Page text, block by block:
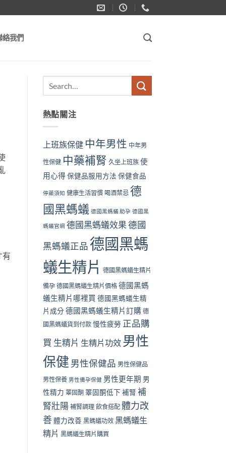
絡我們
有
熱點關注
上班族保健 中年男性 中年男
性保健 中藥補腎 久坐上班族 使
用心得 保健品服用方法 保健食品
停藥須知 健康生活習慣 喝酒禁忌 德
國黑螞蟻 德國黑螞蟻 助孕 德國黑
螞蟻官網 德國黑螞蟻效果德國
黑螞蟻正品 德國黑螞
蟻生精片 德國黑螞蟻生精片
備孕 德國黑螞蟻生精片價格 德國黑螞
蟻生精片哪裡買 德國黑螞蟻生精
片成分 德國黑螞蟻生精片訂購 德
國黑螞蟻貨到付款 慢性疲勞 正品購
買 生精片 生精片功效 男性
保健 男性保健品 男性保健品
男性保養 男性備孕保健 男性更年期 男
性精力 睪固酮 睪固酮低下 補腎 補
腎壯陽 補腎調理 飲食搭配 體力改
善 體力改善 黑螞蟻功效 黑螞蟻生
精片 黑螞蟻生精片購買